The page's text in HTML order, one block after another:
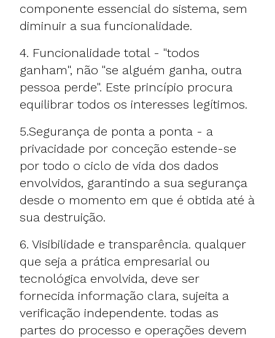
componente essencial do sistema, sem
diminuir a sua funcionalidade.
4. Funcionalidade total - "todos
ganham", não "se alguém ganha, outra
pessoa perde". Este princípio procura
equilibrar todos os interesses legítimos.
5.Segurança de ponta a ponta - a
privacidade por conceção estende-se
por todo o ciclo de vida dos dados
envolvidos, garantindo a sua segurança
desde o momento em que é obtida até à
sua destruição.
6. Visibilidade e transparência. qualquer
que seja a prática empresarial ou
tecnológica envolvida, deve ser
fornecida informação clara, sujeita a
verificação independente. todas as
partes do processo e operações devem